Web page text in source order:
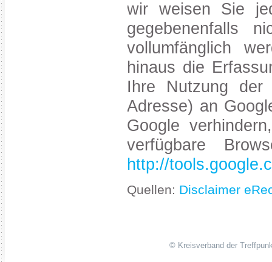
wir weisen Sie
gegebenenfalls
vollumfänglich
hinaus die
Ihre Nutzung der
Adresse) an
Google
verfügbare
http://
Quellen: Disclaimer
© Kreisverband der